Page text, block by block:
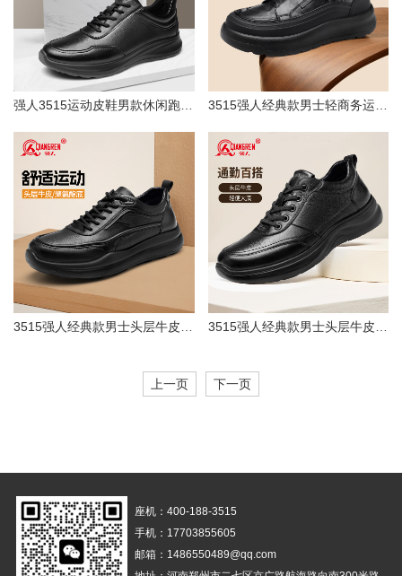
上一页 下一页
座机：400-188-3515
手机：17703855605
邮箱：1486550489@qq.com